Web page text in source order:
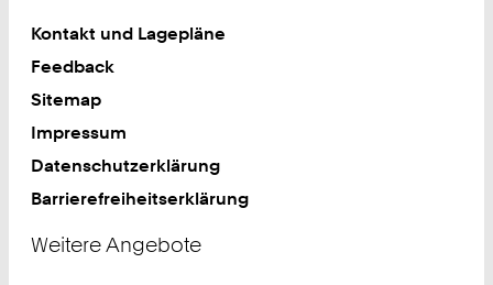
Kontakt und Lagepläne
Feedback
Sitemap
Impressum
Datenschutzerklärung
Barrierefreiheitserklärung
Weitere Angebote